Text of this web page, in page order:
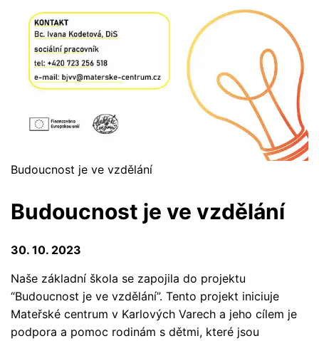
Budoucnost je ve vzdělání
Budoucnost je ve vzdělání
30. 10. 2023
Naše základní škola se zapojila do projektu
“Budoucnost je ve vzdělání”. Tento projekt iniciuje
Mateřské centrum v Karlových Varech a jeho cílem je
podpora a pomoc rodinám s dětmi, které jsou